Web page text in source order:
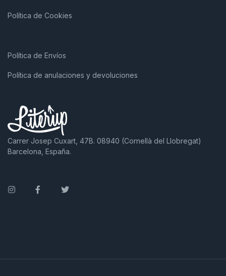
Política de Cookies
Política de Envíos
Política de anulaciones y devoluciones
Carrer Josep Cuxart, 47B. 08940 (Cornellà del Llobregat)
Barcelona, España.
InstagramFacebookTwitter